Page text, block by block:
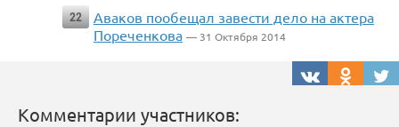
22
Аваков пообещал завести дело на актера
Пореченкова — 31 Октября 2014
Комментарии участников: